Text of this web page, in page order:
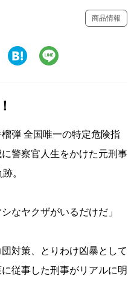
商品情報
弾 全国唯一の特定危険指
警察官人生をかけた元刑事
。
なヤクザがいるだけだ」
対策、とりわけ凶暴として
従事した刑事がリアルに明